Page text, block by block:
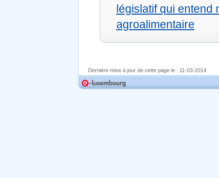
législatif qui entend
agroalimentaire
Dernière mise à jour de cette page le : 11-03-2014